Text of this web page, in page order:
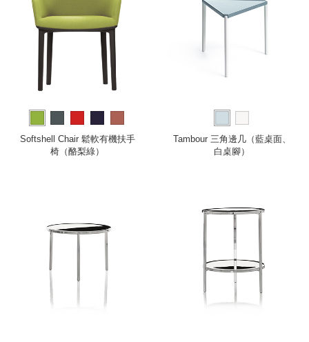
Softshell Chair 鬆軟有機扶手
椅（酪梨綠）
Tambour 三角邊几（藍桌面、
白桌腳）